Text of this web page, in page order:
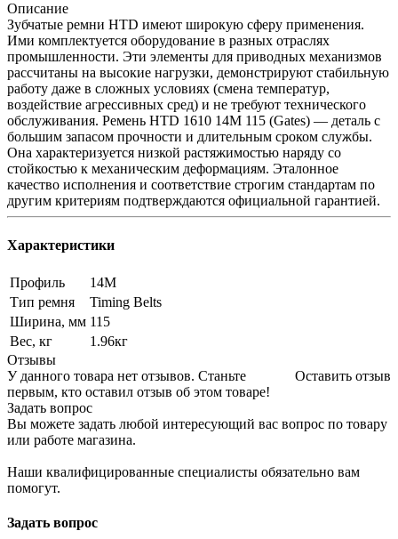
Описание
Зубчатые ремни HTD имеют широкую сферу применения.
Ими комплектуется оборудование в разных отраслях
промышленности. Эти элементы для приводных механизмов
рассчитаны на высокие нагрузки, демонстрируют стабильную
работу даже в сложных условиях (смена температур,
воздействие агрессивных сред) и не требуют технического
обслуживания. Ремень HTD 1610 14M 115 (Gates) — деталь с
большим запасом прочности и длительным сроком службы.
Она характеризуется низкой растяжимостью наряду со
стойкостью к механическим деформациям. Эталонное
качество исполнения и соответствие строгим стандартам по
другим критериям подтверждаются официальной гарантией.
Характеристики
Профиль
14M
Тип ремня
Timing Belts
Ширина, мм 115
Вес, кг
1.96кг
Отзывы
Оставить отзыв
У данного товара нет отзывов. Станьте
первым, кто оставил отзыв об этом товаре!
Задать вопрос
Вы можете задать любой интересующий вас вопрос по товару
или работе магазина.
Наши квалифицированные специалисты обязательно вам
помогут.
Задать вопрос